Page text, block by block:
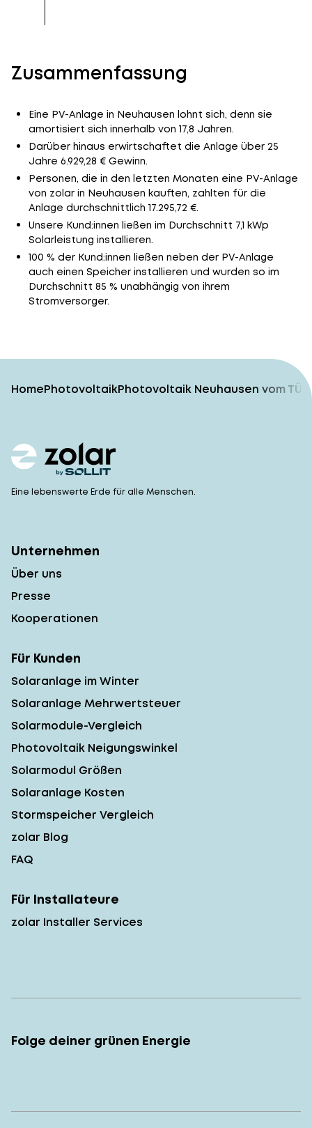
Zusammenfassung
Eine PV-Anlage in Neuhausen lohnt sich, denn sie
amortisiert sich innerhalb von 17,8 Jahren.
Darüber hinaus erwirtschaftet die Anlage über 25
Jahre 6.929,28 € Gewinn.
Personen, die in den letzten Monaten eine PV-Anlage
von zolar in Neuhausen kauften, zahlten für die
Anlage durchschnittlich 17.295,72 €.
Unsere Kund:innen ließen im Durchschnitt 7,1 kWp
Solarleistung installieren.
100 % der Kund:innen ließen neben der PV-Anlage
auch einen Speicher installieren und wurden so im
Durchschnitt 85 % unabhängig von ihrem
Stromversorger.
HomePhotovoltaikPhotovoltaik Neuhausen vom
Eine lebenswerte Erde für alle Menschen.
Unternehmen
Über uns
Presse
Kooperationen
Für Kunden
Solaranlage im Winter
Solaranlage Mehrwertsteuer
Solarmodule-Vergleich
Photovoltaik Neigungswinkel
Solarmodul Größen
Solaranlage Kosten
Stormspeicher Vergleich
zolar Blog
FAQ
Für Installateure
zolar Installer Services
Folge deiner grünen Energie